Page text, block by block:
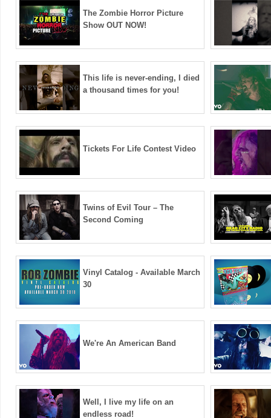
The Zombie Horror Picture
Show OUT NOW!
This life is never-ending, I died
a thousand times for you!
Tickets For Life Contest Video
Twins of Evil Tour – The
Second Coming
Vinyl Catalog - Available March
30
We're An American Band
Well, I live my life on an
endless road!